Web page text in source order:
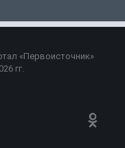
«Первоисточник»
гг.